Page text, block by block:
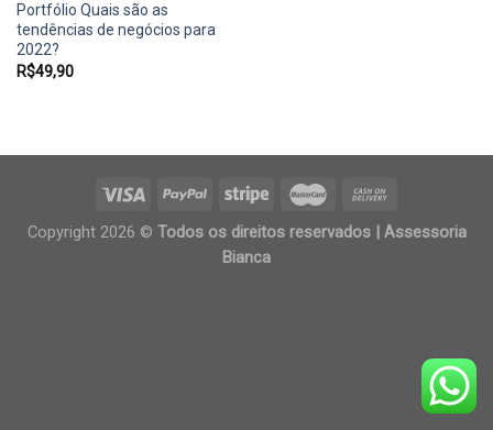
Portfólio Quais são as
tendências de negócios para
2022?
R$49,90
Copyright 2026 © Todos os direitos reservados | Assessoria
Bianca